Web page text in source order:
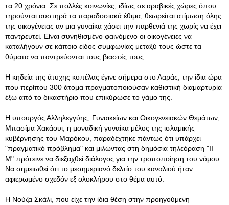
τα 20 χρόνια. Σε πολλές κοινωνίες, ιδίως σε αραβικές χώρες όπου
τηρούνται αυστηρά τα παραδοσιακά έθιμα, θεωρείται ατίμωση όλης
της οικογένειας αν μια γυναίκα χάσει την παρθενιά της χωρίς να έχει
παντρευτεί. Είναι συνηθισμένο φαινόμενο οι οικογένειες να
καταλήγουν σε κάποιο είδος συμφωνίας μεταξύ τους ώστε τα
θύματα να παντρεύονται τους βιαστές τους.
Η κηδεία της άτυχης κοπέλας έγινε σήμερα στο Λαράς, την ίδια ώρα
που περίπου 300 άτομα πραγματοποιούσαν καθιστική διαμαρτυρία
έξω από το δικαστήριο που επικύρωσε το γάμο της.
Η υπουργός Αλληλεγγύης, Γυναικείων και Οικογενειακών Θεμάτων,
Μπασίμα Χακάουι, η μοναδική γυναίκα μέλος της ισλαμικής
κυβέρνησης του Μαρόκου, παραδέχτηκε πάντως ότι υπάρχει
"πραγματικό πρόβλημα" και μιλώντας στη δημόσια τηλεόραση "ΙΙ
Μ" πρότεινε να διεξαχθεί διάλογος για την τροποποίηση του νόμου.
Να σημειωθεί ότι το μεσημεριανό δελτίο του καναλιού ήταν
αφιερωμένο σχεδόν εξ ολοκλήρου στο θέμα αυτό.
Η Νούζα Σκάλι, που είχε την ίδια θέση στην προηγούμενη